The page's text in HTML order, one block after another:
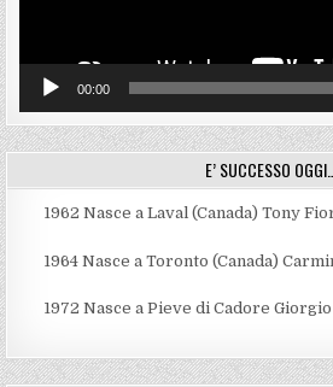
00:00
E’ SUCCESSO
1962 Nasce a Laval (Canada) Tony
1964 Nasce a Toronto (Canada)
1972 Nasce a Pieve di Cadore